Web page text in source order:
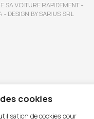
cookies
de cookies pour
VOITURE RAPIDEMENT -
DESIGN BY SARIUS SRL